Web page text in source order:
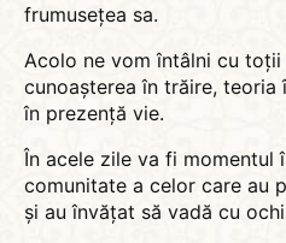
frumusețea sa.
Acolo ne vom întâlni cu
cunoașterea în trăire, teoria
în prezență vie.
În acele zile va fi momentul
comunitate a celor care au
și au învățat să vadă cu